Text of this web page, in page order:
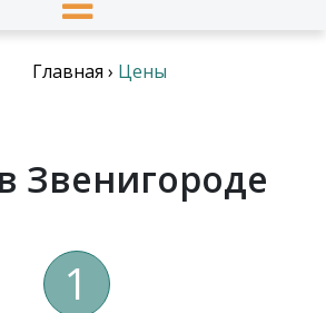
Главная › Цены
Звенигороде
1